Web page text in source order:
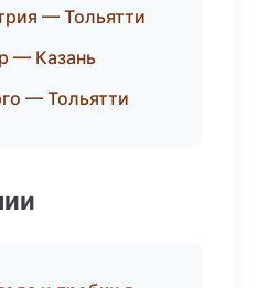
— Тольятти
— Казань
— Тольятти